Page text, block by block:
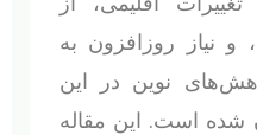
نیاز روزافزون به
نوین در این
شده است. این مقاله